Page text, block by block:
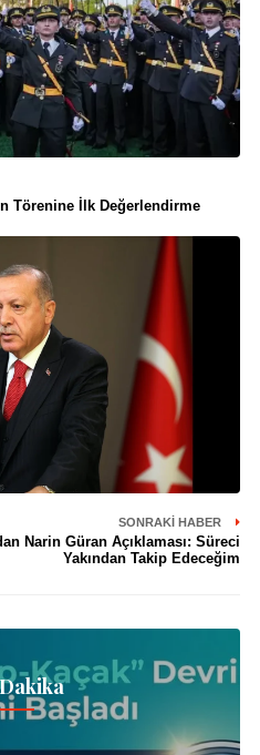
Törenine İlk Değerlendirme
SONRAKI HABER
Narin Güran Açıklaması: Süreci
Yakından Takip Edeceğim